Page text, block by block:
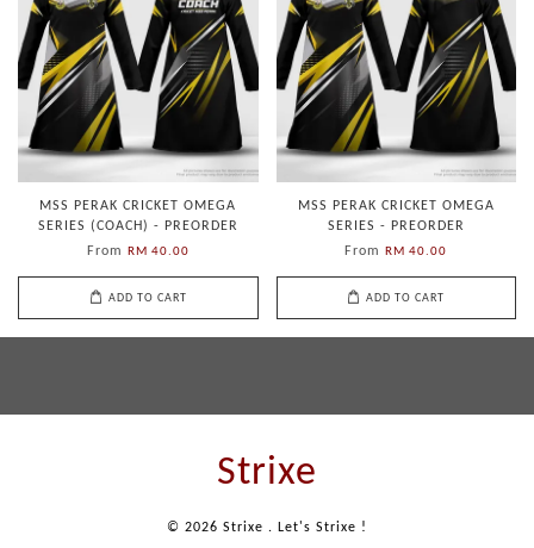
MSS PERAK CRICKET OMEGA
SERIES (COACH) - PREORDER
From
RM 40.00
ADD TO CART
MSS PERAK CRICKET OMEGA
SERIES - PREORDER
FromRM 40.00
ADD TO CART
Strixe
© 2026 Strixe . Let's Strixe !